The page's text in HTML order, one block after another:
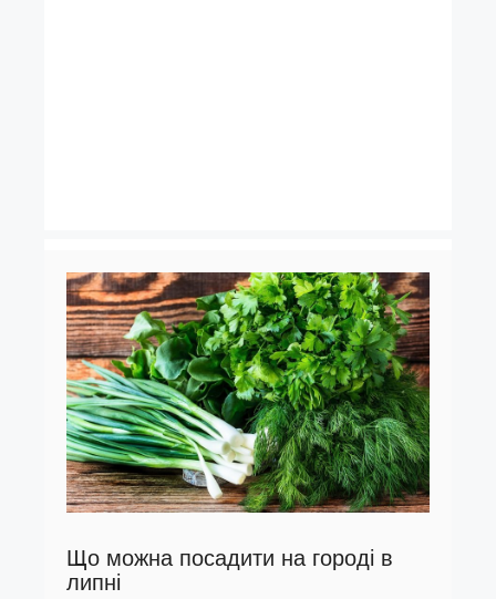
Що можна посадити на городі в
липні